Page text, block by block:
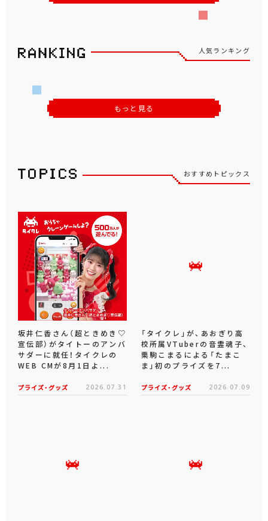
人気ランキング
もっと見る
おすすめトピックス
坂井仁香さん（超ときめき♡
宣伝部）がタイトーのアンバ
サダーに就任！タイクレの
WEB CMが8月1日よ...
プライズ・グッズ 2026.07.31
「タイクレ」が、あおぎり高
校所属VTuberの音霊魂子、
栗駒こまるによる「たまこ
ま」初のプライズを7...
プライズ・グッズ 2026.07.09